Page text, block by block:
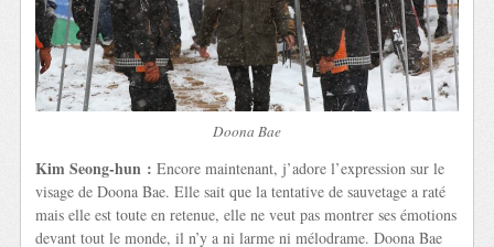
Doona Bae
Kim Seong-hun : Encore maintenant, j’adore l’expression sur le
visage de Doona Bae. Elle sait que la tentative de sauvetage a raté
mais elle est toute en retenue, elle ne veut pas montrer ses émotions
devant tout le monde, il n’y a ni larme ni mélodrame. Doona Bae